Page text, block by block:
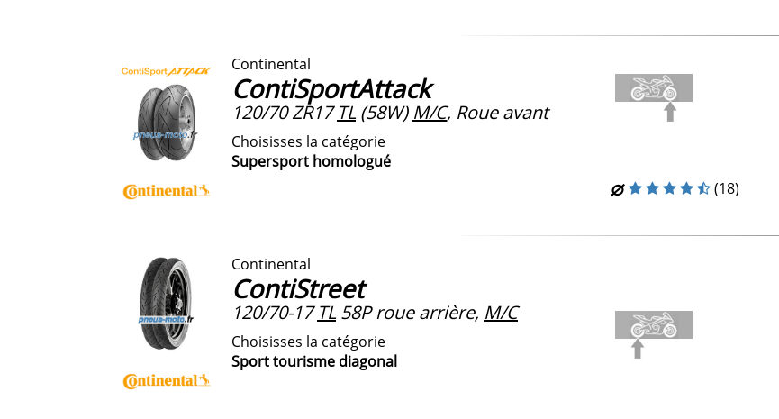
Continental
ContiSportAttack
120/70 ZR17 TL(58W) M/C, Roue avant
Choisisses la catégorie
Supersport homologué
(18)
Continental
ContiStreet
120/70-17 TL58P roue arrière, M/C
Choisisses la catégorie
Sport tourisme diagonal